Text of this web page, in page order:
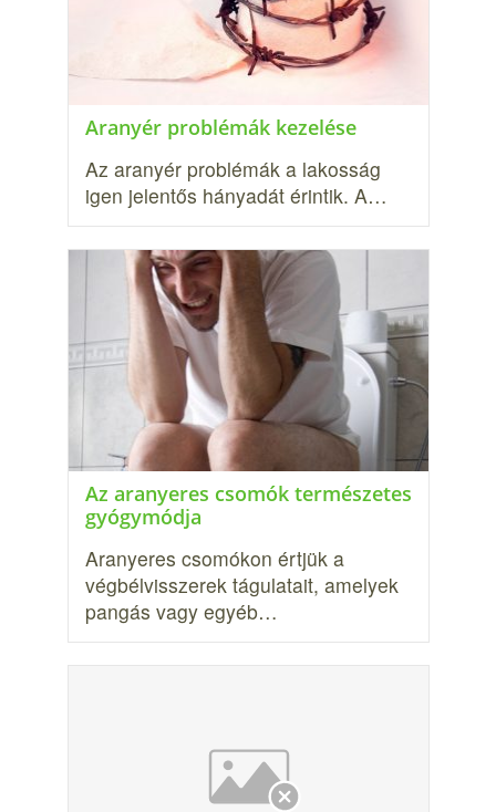
Aranyér problémák kezelése
Az aranyér problémák a lakosság
igen jelentős hányadát érintik. A…
Az aranyeres csomók természetes
gyógymódja
Aranyeres csomókon értjük a
végbélvisszerek tágulatait, amelyek
pangás vagy egyéb…